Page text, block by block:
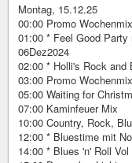
Montag, 15.12.25
00:00 Promo Wochenmix
01:00 * Feel Good
06Dez2024
02:00 * Holli's Rock and
03:00 Promo Wochenmix
05:00 Waiting for
07:00 Kaminfeuer Mix
10:00 Country, Rock,
12:00 * Bluestime mit
14:00 * Blues 'n' Roll